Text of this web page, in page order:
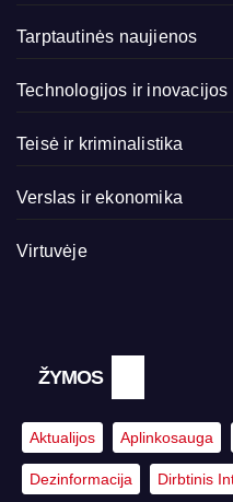
Tarptautinės naujienos
Technologijos ir inovacijos
Teisė ir kriminalistika
Verslas ir ekonomika
Virtuvėje
ŽYMOS
Aktualijos Aplinkosauga
Dezinformacija Dirbtinis